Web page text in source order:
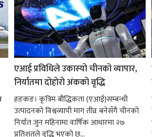
एआई प्रविधिले उकास्यो चीनको व्यापार,
निर्यातमा दोहोरो अंकको वृद्धि
हङकङ। कृत्रिम बौद्धिकता (एआई)सम्बन्धी
उत्पादनको विश्वव्यापी माग तीव्र बनेसँगै चीनको
निर्यात जुन महिनामा वार्षिक आधारमा २७
प्रतिशतले वृद्धि भएको छ...